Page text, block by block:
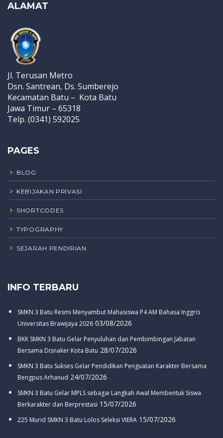
ALAMAT
Jl. Terusan Metro
Dsn. Santrean, Ds. Sumberejo
Kecamatan Batu – Kota Batu
Jawa Timur – 65318
Telp. (0341) 592025
PAGES
BLOG
KEBIJAKAN PRIVASI
SHORTCODES
TYPOGRAPHY
SEJARAH PENDIRIAN
INFO TERBARU
SMKN 3 Batu Resmi Menyambut Mahasiswa P4 AM Bahasa Inggris
Universitas Brawijaya 2026 03/08/2026
BKK SMKN 3 Batu Gelar Penyuluhan dan Pembimbingan Jabatan
Bersama Disnaker Kota Batu 28/07/2026
SMKN 3 Batu Sukses Gelar Pendidikan Penguatan Karakter Bersama
Bengpus Arhanud 24/07/2026
SMKN 3 Batu Gelar MPLS sebagai Langkah Awal Membentuk Siswa
Berkarakter dan Berprestasi 15/07/2026
225 Murid SMKN 3 Batu Lolos Seleksi VIERA 15/07/2026